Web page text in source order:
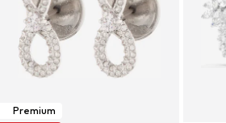
Premium